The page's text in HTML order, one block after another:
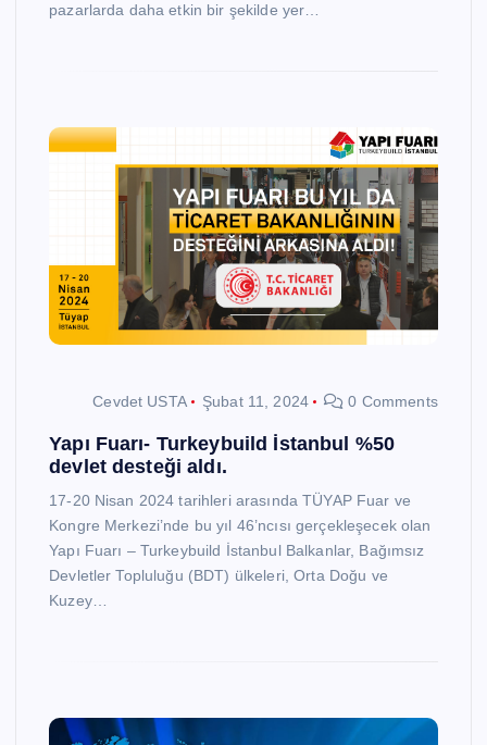
pazarlarda daha etkin bir şekilde yer…
Cevdet USTA Şubat 11, 2024 0 Comments
Yapı Fuarı- Turkeybuild İstanbul %50
devlet desteği aldı.
17-20 Nisan 2024 tarihleri arasında TÜYAP Fuar ve
Kongre Merkezi’nde bu yıl 46’ncısı gerçekleşecek olan
Yapı Fuarı – Turkeybuild İstanbul Balkanlar, Bağımsız
Devletler Topluluğu (BDT) ülkeleri, Orta Doğu ve
Kuzey…